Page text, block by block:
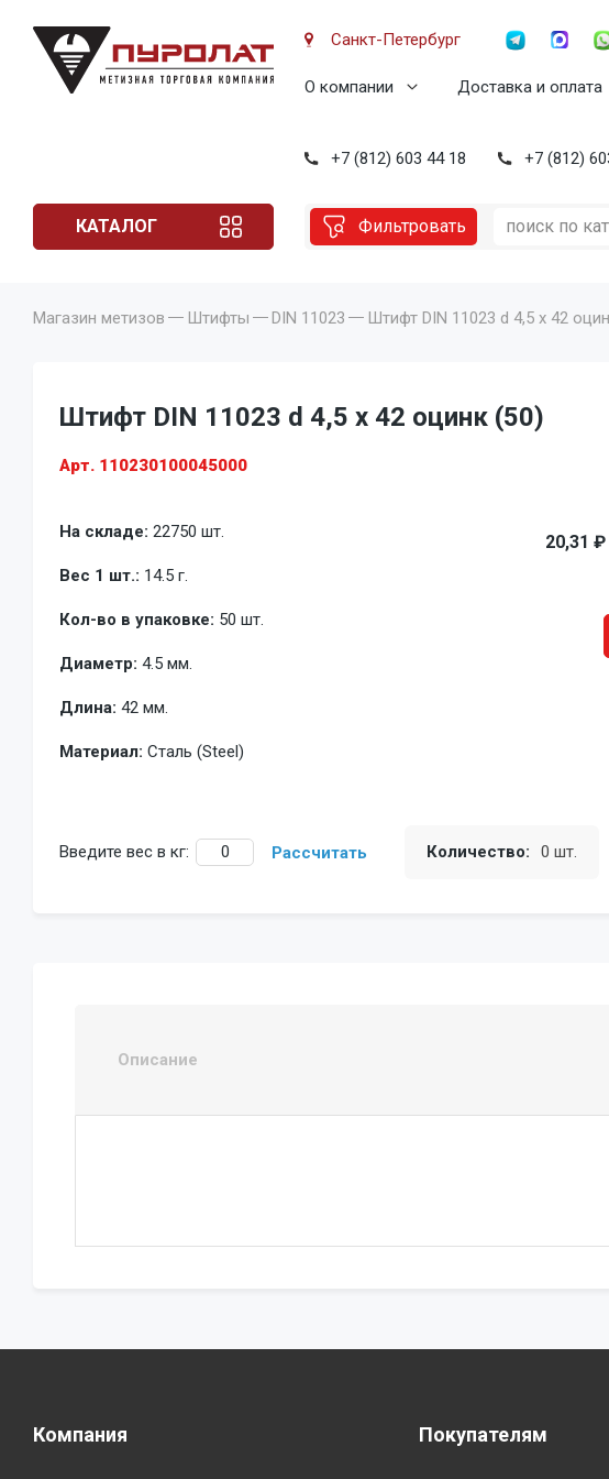
Санкт-Петербург
О компании Доставка и оплата
+7 (812) 603 44 18 +7 (812)
КАТАЛОГ Фильтровать
Магазин метизов Штифты DIN 11023 Штифт DIN 11023 d 4,5 x 42
Штифт DIN 11023 d 4,5 x 42 оцинк (50)
Арт. 110230100045000
На складе: 22750 шт.
Вес 1 шт.: 14.5 г.
Кол-во в упаковке: 50 шт.
Диаметр: 4.5 мм.
Длина: 42 мм.
Материал: Сталь (Steel)
20,31 ₽
Введите вес в кг: Рассчитать Количество: 0 шт.
Описание
Компания Покупателям